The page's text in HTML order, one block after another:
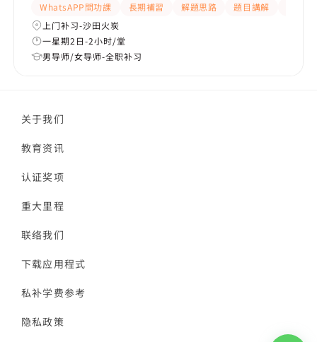
WhatsAPP問功課 長期補習 解題思路 題目講解
上门补习-沙田火炭
一星期2日-2小时/堂
男导师/女导师-全职补习
关于我们
教育资讯
认证奖项
重大里程
联络我们
下载应用程式
私补学费参考
隐私政策